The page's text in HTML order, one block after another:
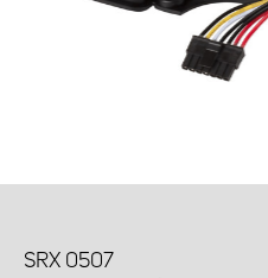
SRX 0507